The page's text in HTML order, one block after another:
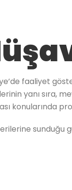
faaliyet
yanı sıra,
konularında
sunduğu